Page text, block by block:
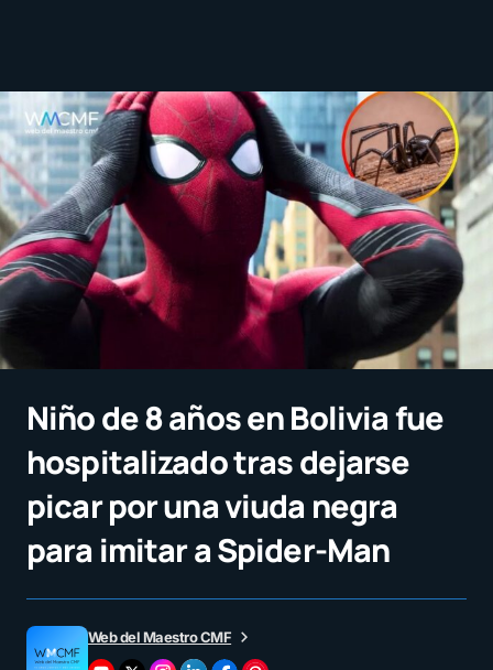
Niño de 8 años en Bolivia fue
hospitalizado tras dejarse
picar por una viuda negra
para imitar a Spider-Man
Web del Maestro CMF